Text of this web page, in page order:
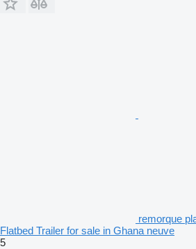
remorque
Flatbed Trailer for sale in Ghana neuve
5